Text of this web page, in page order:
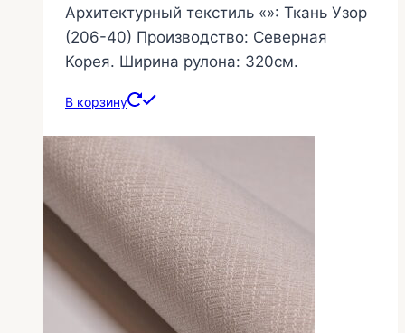
Архитектурный текстиль «»: Ткань Узор
(206-40) Производство: Северная
Корея. Ширина рулона: 320см.
В корзину